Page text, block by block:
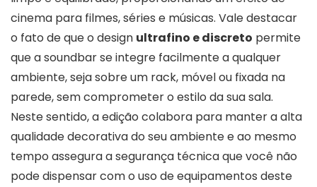
cinema para filmes, séries e músicas. Vale destacar
o fato de que o design ultrafino e discreto permite
que a soundbar se integre facilmente a qualquer
ambiente, seja sobre um rack, móvel ou fixada na
parede, sem comprometer o estilo da sua sala.
Neste sentido, a edição colabora para manter a alta
qualidade decorativa do seu ambiente e ao mesmo
tempo assegura a segurança técnica que você não
pode dispensar com o uso de equipamentos deste